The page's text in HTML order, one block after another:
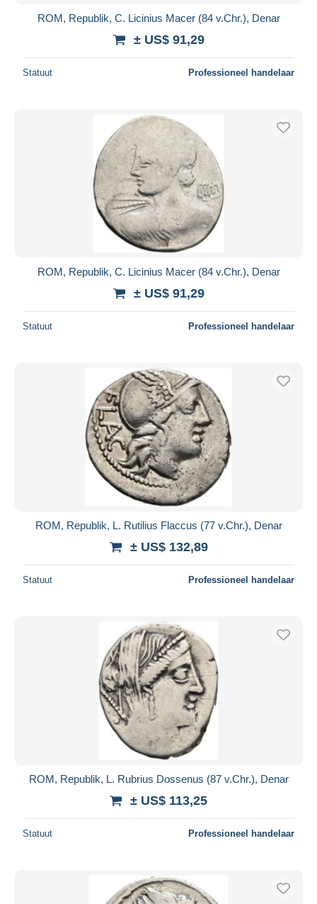
ROM, Republik, C. Licinius Macer (84 v.Chr.), Denar
± US$ 91,29
Statuut Professioneel handelaar
ROM, Republik, C. Licinius Macer (84 v.Chr.), Denar
± US$ 91,29
Statuut Professioneel handelaar
ROM, Republik, L. Rutilius Flaccus (77 v.Chr.), Denar
± US$ 132,89
Statuut Professioneel handelaar
ROM, Republik, L. Rubrius Dossenus (87 v.Chr.), Denar
± US$ 113,25
Statuut Professioneel handelaar